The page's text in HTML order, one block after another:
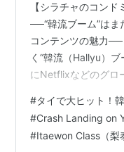
【シラチャのコンド
──“韓流ブーム”は
コンテンツの魅力
く“韓流（Hallyu）
にNetflixなどのグロ
ようになり、Z世代
が続出中です。 今回
制作の映画・ドラマ
#タイで大ヒット！
#Crash Landing on
#Itaewon Class（梨